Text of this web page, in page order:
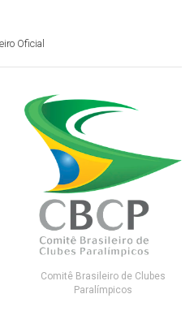
Oficial
Comitê Brasileiro de Clubes
Paralímpicos